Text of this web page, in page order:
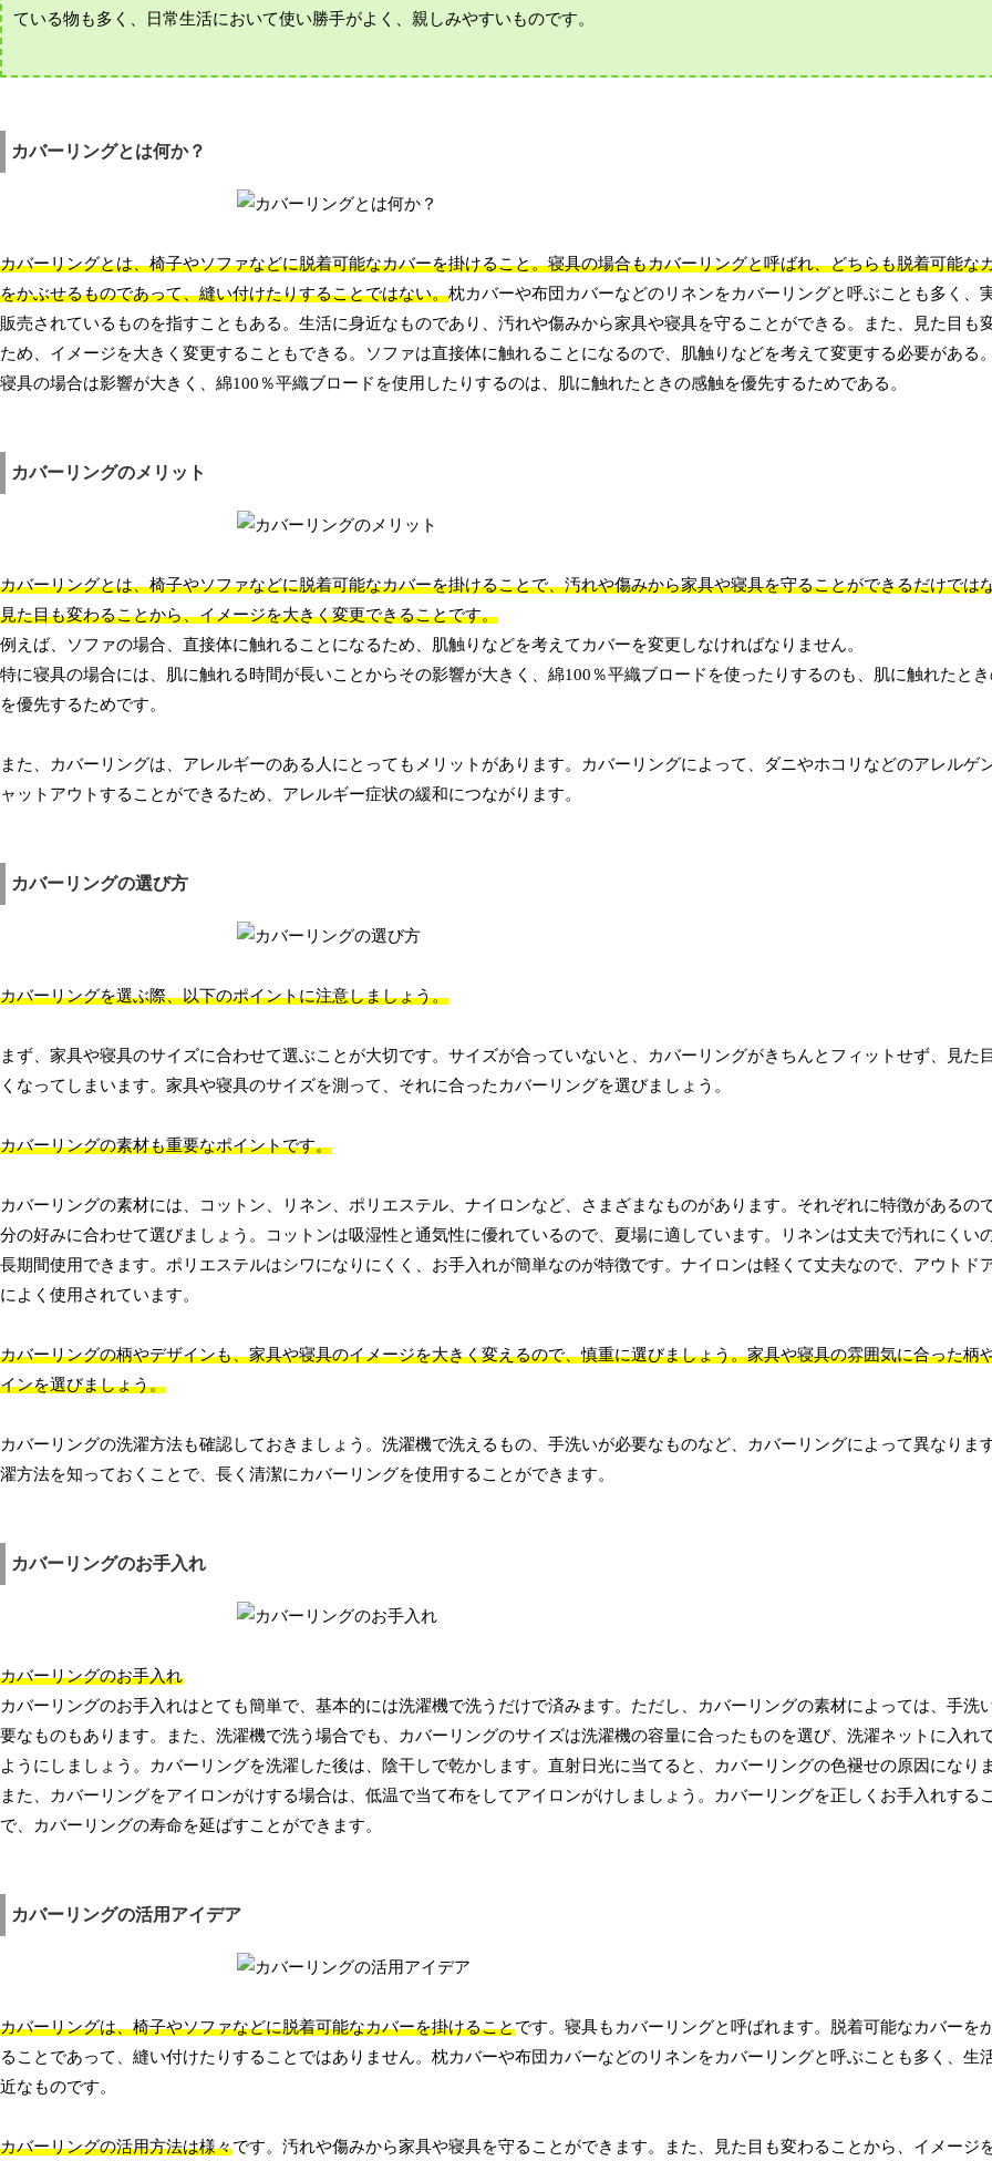
ている物も多く、日常生活において使い勝手がよく、親しみやすいものです。
カバーリングとは何か？
カバーリングとは、椅子やソファなどに脱着可能なカバーを掛けること。寝具の場合もカバーリングと呼ばれ、どちらも脱着可能な
をかぶせるものであって、縫い付けたりすることではない。枕カバーや布団カバーなどのリネンをカバーリングと呼ぶことも多く、
販売されているものを指すこともある。生活に身近なものであり、汚れや傷みから家具や寝具を守ることができる。また、見た目も
ため、イメージを大きく変更することもできる。ソファは直接体に触れることになるので、肌触りなどを考えて変更する必要がある
寝具の場合は影響が大きく、綿100％平織ブロードを使用したりするのは、肌に触れたときの感触を優先するためである。
カバーリングのメリット
カバーリングとは、椅子やソファなどに脱着可能なカバーを掛けることで、汚れや傷みから家具や寝具を守ることができるだけでは
見た目も変わることから、イメージを大きく変更できることです。
例えば、ソファの場合、直接体に触れることになるため、肌触りなどを考えてカバーを変更しなければなりません。
特に寝具の場合には、肌に触れる時間が長いことからその影響が大きく、綿100％平織ブロードを使ったりするのも、肌に触れたと
を優先するためです。
また、カバーリングは、アレルギーのある人にとってもメリットがあります。カバーリングによって、ダニやホコリなどのアレルゲ
ャットアウトすることができるため、アレルギー症状の緩和につながります。
カバーリングの選び方
カバーリングを選ぶ際、以下のポイントに注意しましょう。
まず、家具や寝具のサイズに合わせて選ぶことが大切です。サイズが合っていないと、カバーリングがきちんとフィットせず、見た
くなってしまいます。家具や寝具のサイズを測って、それに合ったカバーリングを選びましょう。
カバーリングの素材も重要なポイントです。
カバーリングの素材には、コットン、リネン、ポリエステル、ナイロンなど、さまざまなものがあります。それぞれに特徴があるの
分の好みに合わせて選びましょう。コットンは吸湿性と通気性に優れているので、夏場に適しています。リネンは丈夫で汚れにくいの
長期間使用できます。ポリエステルはシワになりにくく、お手入れが簡単なのが特徴です。ナイロンは軽くて丈夫なので、アウトド
によく使用されています。
カバーリングの柄やデザインも、家具や寝具のイメージを大きく変えるので、慎重に選びましょう。家具や寝具の雰囲気に合った柄
インを選びましょう。
カバーリングの洗濯方法も確認しておきましょう。洗濯機で洗えるもの、手洗いが必要なものなど、カバーリングによって異なりま
濯方法を知っておくことで、長く清潔にカバーリングを使用することができます。
カバーリングのお手入れ
カバーリングのお手入れ
カバーリングのお手入れはとても簡単で、基本的には洗濯機で洗うだけで済みます。ただし、カバーリングの素材によっては、手洗
要なものもあります。また、洗濯機で洗う場合でも、カバーリングのサイズは洗濯機の容量に合ったものを選び、洗濯ネットに入れ
ようにしましょう。カバーリングを洗濯した後は、陰干しで乾かします。直射日光に当てると、カバーリングの色褪せの原因になりま
また、カバーリングをアイロンがけする場合は、低温で当て布をしてアイロンがけしましょう。カバーリングを正しくお手入れする
で、カバーリングの寿命を延ばすことができます。
カバーリングの活用アイデア
カバーリングは、椅子やソファなどに脱着可能なカバーを掛けることです。寝具もカバーリングと呼ばれます。脱着可能なカバーを
ることであって、縫い付けたりすることではありません。枕カバーや布団カバーなどのリネンをカバーリングと呼ぶことも多く、生
近なものです。
カバーリングの活用方法は様々です。汚れや傷みから家具や寝具を守ることができます。また、見た目も変わることから、イメージ